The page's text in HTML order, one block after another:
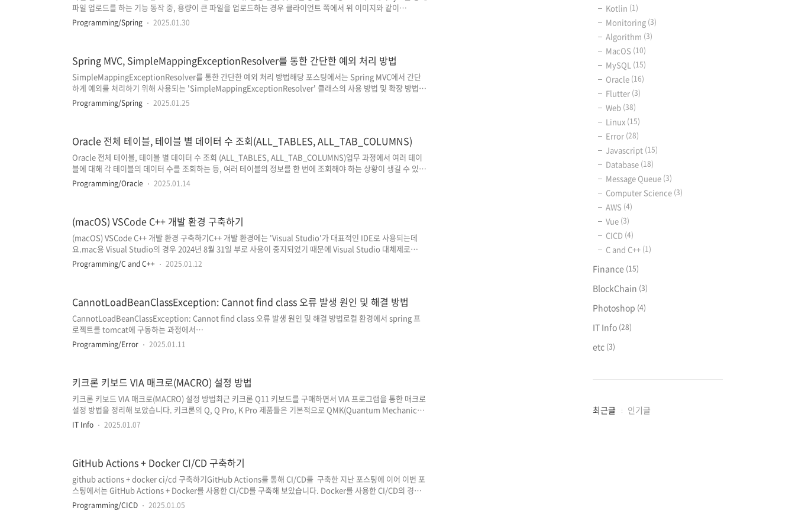
파일 업로드를 하는 기능 동작 중, 용량이 큰 파일을 업로드하는 경우 클라이언트 쪽에서 위 이미지와 같이
'(failed) net::ERR_CONNECTION_RESET' 오류가 발생하였고, 서버 쪽에서는 해당 오류에 대한 로그조차 남지
않는 문제가 발생했는데요.(로그 레벨 설정이 debug level로 설정되어 있을 경우 오류 정보가 출력되었습니
기 ..
Programming/Spring 2025.01.30
Spring MVC, SimpleMappingExceptionResolver를 통한 간단한 예외 처리 방법
SimpleMappingExceptionResolver를 통한 간단한 예외 처리 방법해당 포스팅에서는 Spring MVC에서 간단
하게 예외를 처리하기 위해 사용되는 'SimpleMappingExceptionResolver' 클래스의 사용 방법 및 확장 방법에
대해서 정리하였습니다. SimpleMappingExceptionResolver의 경우 스프링 MVC 모델에서 주로 사용된다는
점과 Spring 3.2부터 도입된 더 효율적이고 유연한 예외 처리 방식인 @ExceptionHandler
Programming/Spring 2025.01.25
Oracle 전체 테이블, 테이블 별 데이터 수 조회(ALL_TABLES, ALL_TAB_COLUMNS)
Oracle 전체 테이블, 테이블 별 데이터 수 조회 (ALL_TABLES, ALL_TAB_COLUMNS)업무 과정에서 여러 테이
블에 대해 각 테이블의 데이터 수를 조회하는 등, 여러 테이블의 정보를 한 번에 조회해야 하는 상황이 생길 수 있는
데요. 해당 포스팅에서는 Oracle Database의 'ALL_TABLES', 'USER_TABLES', 'ALL_TAB_COLUMNS',
'ALL_TAB_COMMENTS' 뷰(view)를 활용하여 데이터베이스의 테이블 및 컬럼 정보를 조회하는 방법에 대해서
Programming/Oracle 2025.01.14
(macOS) VSCode C++ 개발 환경 구축하기
(macOS) VSCode C++ 개발 환경 구축하기C++ 개발 환경에는 'Visual Studio'가 대표적인 IDE로 사용되는데
요.mac용 Visual Studio의 경우 2024년 8월 31일 부로 사용이 중지되었기 때문에 Visual Studio 대체제로
'VSCode(Visual Studio Code)'를 사용하여 C++ 개발 환경을 구축할 수 있습니다.(Visual Studio가 전체 개발
환경 IDE인 반면, VSCode는 경량 코드 편집기로 볼 수 있습니다.) 해당 포스팅에서는 mac에서 C++ 개발 환경을
Programming/C and C++ 2025.01.12
CannotLoadBeanClassException: Cannot find class 오류 발생 원인 및 해결 방법
CannotLoadBeanClassException: Cannot find class 오류 발생 원인 및 해결 방법로컬 환경에서 spring 프
로젝트를 tomcat에 구동하는 과정에서
'org.springframework.beans.factory.CannotLoadBeanClassException: Cannot find class'과 같이
bean을 로드하지 못했다는 오류가 발생했습니다. 잠깐 전까지만 해도 잘 동작하고 있던 프로젝트였기 때문에 그
Programming/Error 2025.01.11
키크론 키보드 VIA 매크로(MACRO) 설정 방법
키크론 키보드 VIA 매크로(MACRO) 설정 방법최근 키크론 Q11 키보드를 구매하면서 VIA 프로그램을 통한 매크로
설정 방법을 정리해 보았습니다. 키크론의 Q, Q Pro, K Pro 제품들은 기본적으로 QMK(Quantum Mechanical
Keyboard) 펌웨어를 기반으로 하고 있으며, QMK를 지원 및 사용하는 키보드는 펌웨어 수정 도구인 QMK
IT Info 2025.01.07
GitHub Actions + Docker CI/CD 구축하기
github actions + docker ci/cd 구축하기GitHub Actions를 통해 CI/CD를 구축한 지난 포스팅에 이어 이번 포
스팅에서는 GitHub Actions + Docker를 사용한 CI/CD를 구축해 보았습니다. Docker를 사용한 CI/CD의 경우
애플리케이션과 그 의존성을 컨테이너화 하여 실행하기 때문에 환경의 일관성을 유지할 수 있다는 장점과, 서버가
여러 개로 확장되었을 때 생성된 Docker Image를 통해 동일한 이미지를 사용할 수 있다는 이식성 측면에서의 장
Programming/CICD 2025.01.05
Kotlin (1)
Monitoring (3)
Algorithm (3)
MacOS (10)
MySQL (15)
Oracle (16)
Flutter (3)
Web (38)
Linux (15)
Error (28)
Javascript (15)
Database (18)
Message Queue (3)
Computer Science (3)
AWS (4)
Vue (3)
CICD (4)
C and C++ (1)
Finance (15)
BlockChain (3)
Photoshop (4)
IT Info (28)
etc (3)
최
최근글 인기글